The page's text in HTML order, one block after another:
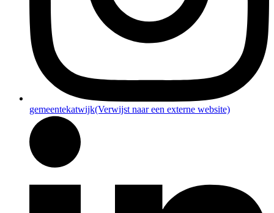
gemeentekatwijk(Verwijst naar een externe website)